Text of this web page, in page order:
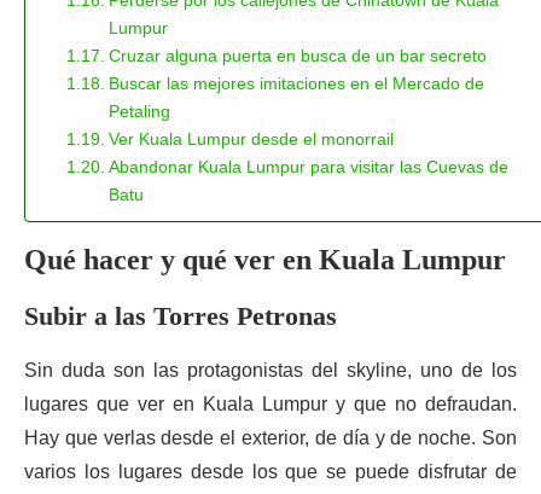
Lumpur
Cruzar alguna puerta en busca de un bar secreto
Buscar las mejores imitaciones en el Mercado de
Petaling
Ver Kuala Lumpur desde el monorrail
Abandonar Kuala Lumpur para visitar las Cuevas de
Batu
Qué hacer y qué ver en Kuala Lumpur
Subir a las Torres Petronas
Sin duda son las protagonistas del skyline, uno de los
lugares que ver en Kuala Lumpur y que no defraudan.
Hay que verlas desde el exterior, de día y de noche. Son
varios los lugares desde los que se puede disfrutar de